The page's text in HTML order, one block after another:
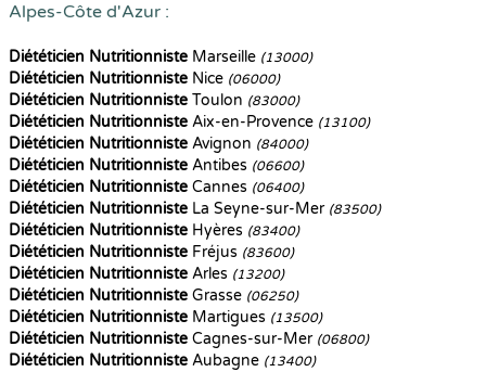
Alpes-Côte d'Azur :
Diététicien Nutritionniste Marseille (13000)
Diététicien Nutritionniste Nice (06000)
Diététicien Nutritionniste Toulon (83000)
Diététicien Nutritionniste Aix-en-Provence (13100)
Diététicien Nutritionniste Avignon (84000)
Diététicien Nutritionniste Antibes (06600)
Diététicien Nutritionniste Cannes (06400)
Diététicien Nutritionniste La Seyne-sur-Mer (83500)
Diététicien Nutritionniste Hyères (83400)
Diététicien Nutritionniste Fréjus (83600)
Diététicien Nutritionniste Arles (13200)
Diététicien Nutritionniste Grasse (06250)
Diététicien Nutritionniste Martigues (13500)
Diététicien Nutritionniste Cagnes-sur-Mer (06800)
Diététicien Nutritionniste Aubagne (13400)